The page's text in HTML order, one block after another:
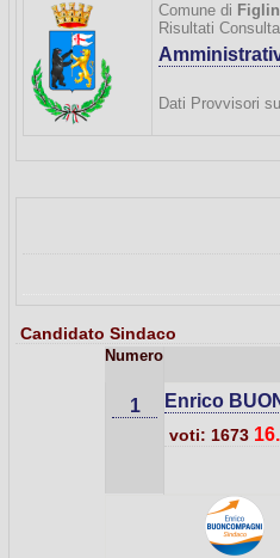
Comune di
Risultati
Dati Provvisori
Candidato Sindaco
Numero
1 Enrico
voti: 1673